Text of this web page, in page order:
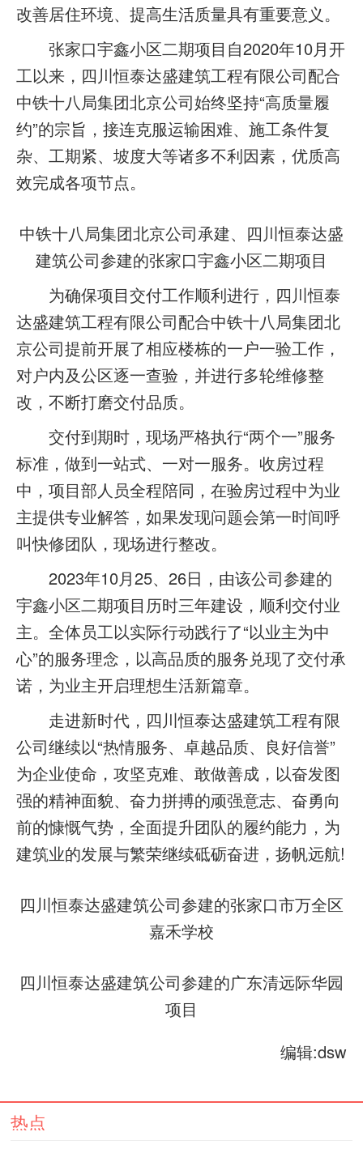
改善居住环境、提高生活质量具有重要意义。
张家口宇鑫小区二期项目自2020年10月开
工以来，四川恒泰达盛建筑工程有限公司配合
中铁十八局集团北京公司始终坚持“高质量履
约”的宗旨，接连克服运输困难、施工条件复
杂、工期紧、坡度大等诸多不利因素，优质高
效完成各项节点。
中铁十八局集团北京公司承建、四川恒泰达盛
建筑公司参建的张家口宇鑫小区二期项目
为确保项目交付工作顺利进行，四川恒泰
达盛建筑工程有限公司配合中铁十八局集团北
京公司提前开展了相应楼栋的一户一验工作，
对户内及公区逐一查验，并进行多轮维修整
改，不断打磨交付品质。
交付到期时，现场严格执行“两个一”服务
标准，做到一站式、一对一服务。收房过程
中，项目部人员全程陪同，在验房过程中为业
主提供专业解答，如果发现问题会第一时间呼
叫快修团队，现场进行整改。
2023年10月25、26日，由该公司参建的
宇鑫小区二期项目历时三年建设，顺利交付业
主。全体员工以实际行动践行了“以业主为中
心”的服务理念，以高品质的服务兑现了交付承
诺，为业主开启理想生活新篇章。
走进新时代，四川恒泰达盛建筑工程有限
公司继续以“热情服务、卓越品质、良好信誉”
为企业使命，攻坚克难、敢做善成，以奋发图
强的精神面貌、奋力拼搏的顽强意志、奋勇向
前的慷慨气势，全面提升团队的履约能力，为
建筑业的发展与繁荣继续砥砺奋进，扬帆远航!
四川恒泰达盛建筑公司参建的张家口市万全区
嘉禾学校
四川恒泰达盛建筑公司参建的广东清远际华园
项目
编辑:dsw
热点